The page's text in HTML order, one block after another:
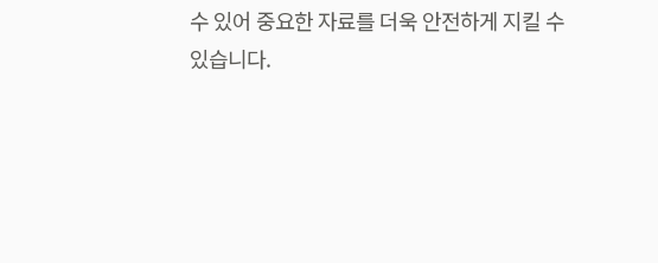
수 있어 중요한 자료를 더욱 안전하게 지킬 수
있습니다.